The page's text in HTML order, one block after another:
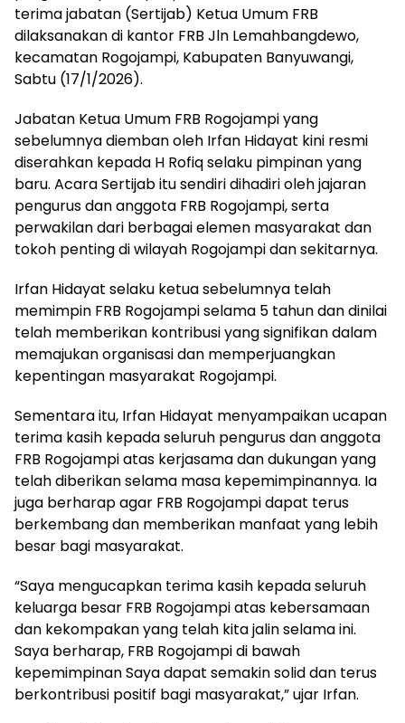
terima jabatan (Sertijab) Ketua Umum FRB
dilaksanakan di kantor FRB Jln Lemahbangdewo,
kecamatan Rogojampi, Kabupaten Banyuwangi,
Sabtu (17/1/2026).
Jabatan Ketua Umum FRB Rogojampi yang
sebelumnya diemban oleh Irfan Hidayat kini resmi
diserahkan kepada H Rofiq selaku pimpinan yang
baru. Acara Sertijab itu sendiri dihadiri oleh jajaran
pengurus dan anggota FRB Rogojampi, serta
perwakilan dari berbagai elemen masyarakat dan
tokoh penting di wilayah Rogojampi dan sekitarnya.
Irfan Hidayat selaku ketua sebelumnya telah
memimpin FRB Rogojampi selama 5 tahun dan dinilai
telah memberikan kontribusi yang signifikan dalam
memajukan organisasi dan memperjuangkan
kepentingan masyarakat Rogojampi.
Sementara itu, Irfan Hidayat menyampaikan ucapan
terima kasih kepada seluruh pengurus dan anggota
FRB Rogojampi atas kerjasama dan dukungan yang
telah diberikan selama masa kepemimpinannya. Ia
juga berharap agar FRB Rogojampi dapat terus
berkembang dan memberikan manfaat yang lebih
besar bagi masyarakat.
“Saya mengucapkan terima kasih kepada seluruh
keluarga besar FRB Rogojampi atas kebersamaan
dan kekompakan yang telah kita jalin selama ini.
Saya berharap, FRB Rogojampi di bawah
kepemimpinan Saya dapat semakin solid dan terus
berkontribusi positif bagi masyarakat,” ujar Irfan.